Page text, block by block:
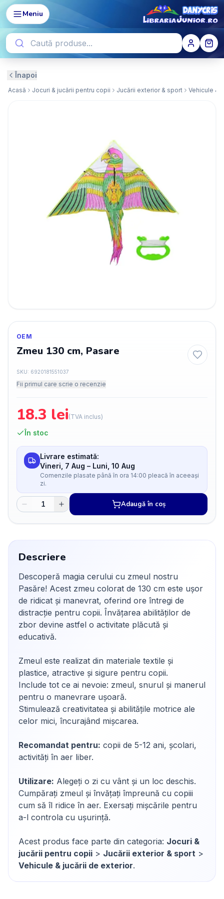
Meniu
Înapoi
Acasă Jocuri & jucării pentru copii Jucării exterior & sport Vehicule &
OEM
Zmeu 130 cm, Pasare
SKU: 6920181551037
Fii primul care scrie o recenzie
18.3 lei(TVA inclus)
În stoc
Livrare estimată:
Vineri, 7 Aug – Luni, 10 Aug
Comenzile plasate până în ora 14:00 pleacă în aceeași
zi.
Adaugă în coș
Descriere
Descoperă magia cerului cu zmeul nostru
Pasăre! Acest zmeu colorat de 130 cm este ușor
de ridicat și manevrat, oferind ore întregi de
distracție pentru copii. Învățarea abilităților de
zbor devine astfel o activitate plăcută și
educativă.
Zmeul este realizat din materiale textile și
plastice, atractive și sigure pentru copii.
Include tot ce ai nevoie: zmeul, snurul și manerul
pentru o manevrare ușoară.
Stimulează creativitatea și abilitățile motrice ale
celor mici, încurajând mișcarea.
Recomandat pentru: copii de 5-12 ani, școlari,
activități în aer liber.
Utilizare: Alegeți o zi cu vânt și un loc deschis.
Cumpărați zmeul și învățați împreună cu copiii
cum să îl ridice în aer. Exersați mișcările pentru
a-l controla cu ușurință.
Acest produs face parte din categoria: Jocuri &
jucării pentru copii > Jucării exterior & sport >
Vehicule & jucării de exterior.